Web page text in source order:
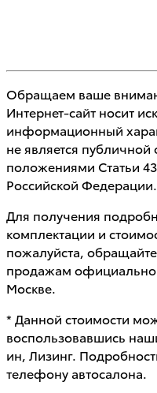
Обращаем ваше
Интернет-сайт носит
информационный
не является
положениями Статьи
Российской Федерации.
Для получения
комплектации и
пожалуйста,
продажам
Москве.
* Данной стоимости
воспользовавшись
ин, Лизинг.
телефону автосалона.